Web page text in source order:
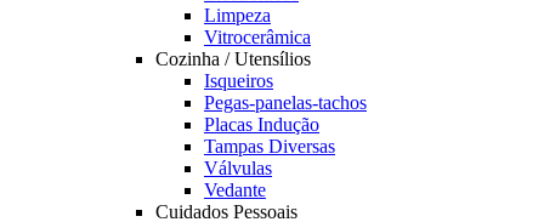
Limpeza
Vitrocerâmica
Cozinha / Utensílios
Isqueiros
Pegas-panelas-tachos
Placas Indução
Tampas Diversas
Válvulas
Vedante
Cuidados Pessoais